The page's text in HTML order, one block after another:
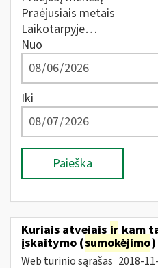
Praėjusiais metais
Laikotarpyje…
Nuo
Iki
Paieška
Kuriais atvejais ir kam
įskaitymo (sumokėjimo
Web turinio sąrašas 2018-